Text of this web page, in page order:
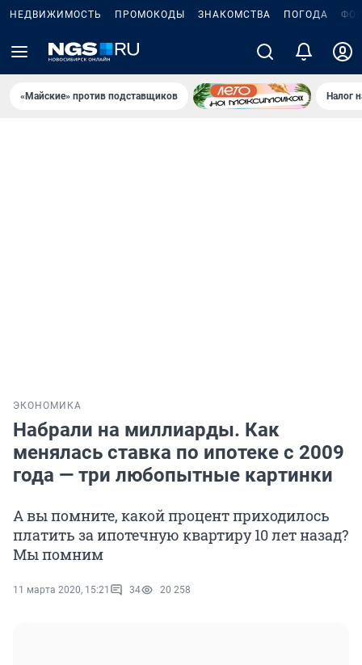
НЕДВИЖИМОСТЬ ПРОМОКОДЫ ЗНАКОМСТВА ПОГОДА
«Майские» против подставщиков Налог
ЭКОНОМИКА
Набрали на миллиарды. Как
менялась ставка по ипотеке с 2009
года — три любопытные картинки
А вы помните, какой процент приходилось
платить за ипотечную квартиру 10 лет назад?
Мы помним
11 марта 2020, 15:21 34 20 258